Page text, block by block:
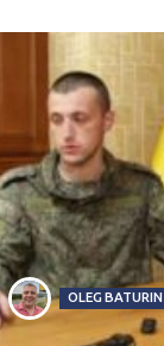
OLEG BATURIN